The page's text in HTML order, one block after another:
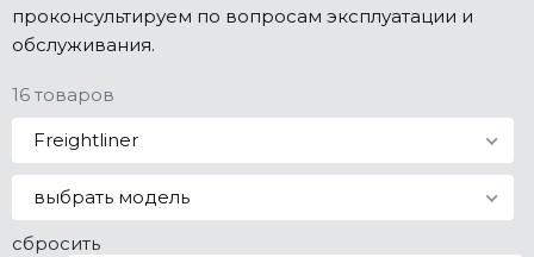
проконсультируем по вопросам эксплуатации и
обслуживания.
16 товаров
Freightliner
выбрать модель
сбросить